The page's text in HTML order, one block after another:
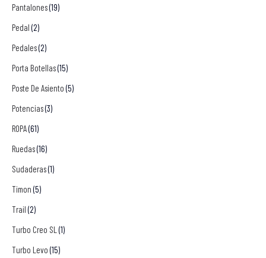
Pantalones(19)
Pedal (2)
Pedales(2)
Porta Botellas(15)
Poste De Asiento (5)
Potencias(3)
ROPA(61)
Ruedas(16)
Sudaderas(1)
Timon (5)
Trail (2)
Turbo Creo SL (1)
Turbo Levo (15)